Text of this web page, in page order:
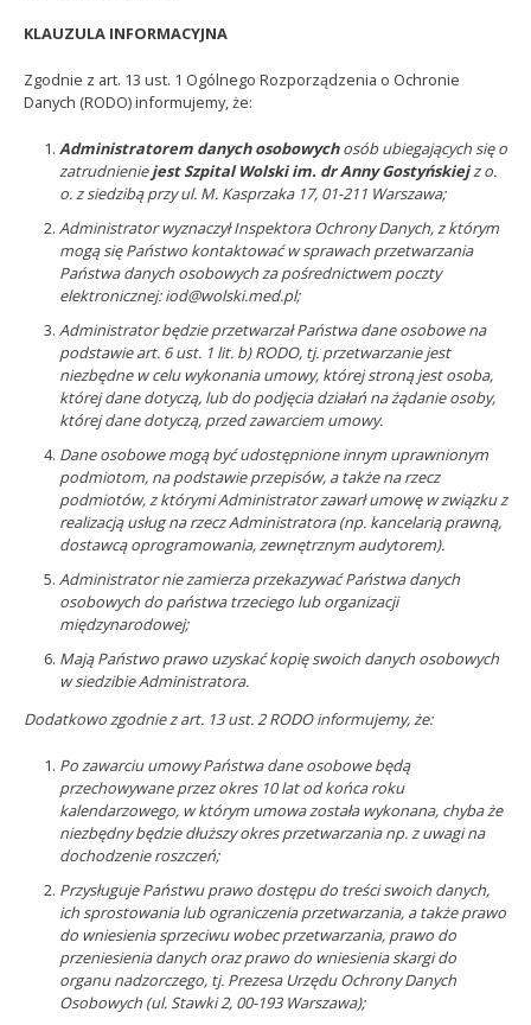
KLAUZULA INFORMACYJNA
Zgodnie z art. 13 ust. 1 Ogólnego Rozporządzenia o Ochronie
Danych (RODO) informujemy, że:
Administratorem danych osobowychosób ubiegających się o
zatrudnieniejest Szpital Wolski im. dr Anny Gostyńskiejz o.
o. z siedzibą przy ul. M. Kasprzaka 17, 01-211 Warszawa;
Administrator wyznaczył Inspektora Ochrony Danych, z którym
mogą się Państwo kontaktować w sprawach przetwarzania
Państwa danych osobowych za pośrednictwem poczty
elektronicznej: iod@wolski.med.pl;
Administrator będzie przetwarzał Państwa dane osobowe na
podstawie art. 6 ust. 1 lit. b) RODO, tj. przetwarzanie jest
niezbędne w celu wykonania umowy, której stroną jest osoba,
której dane dotyczą, lub do podjęcia działań na żądanie osoby,
której dane dotyczą, przed zawarciem umowy.
Dane osobowe mogą być udostępnione innym uprawnionym
podmiotom, na podstawie przepisów, a także na rzecz
podmiotów, z którymi Administrator zawarł umowę w związku z
realizacją usług na rzecz Administratora (np. kancelarią prawną,
dostawcą oprogramowania, zewnętrznym audytorem).
Administrator nie zamierza przekazywać Państwa danych
osobowych do państwa trzeciego lub organizacji
międzynarodowej;
Mają Państwo prawo uzyskać kopię swoich danych osobowych
w siedzibie Administratora.
Dodatkowo zgodnie z art. 13 ust. 2 RODO informujemy, że:
Po zawarciu umowy Państwa dane osobowe będą
przechowywane przez okres 10 lat od końca roku
kalendarzowego, w którym umowa została wykonana, chyba że
niezbędny będzie dłuższy okres przetwarzania np. z uwagi na
dochodzenie roszczeń;
Przysługuje Państwu prawo dostępu do treści swoich danych,
ich sprostowania lub ograniczenia przetwarzania, a także prawo
do wniesienia sprzeciwu wobec przetwarzania, prawo do
przeniesienia danych oraz prawo do wniesienia skargi do
organu nadzorczego, tj. Prezesa Urzędu Ochrony Danych
Osobowych (ul. Stawki 2, 00-193 Warszawa);